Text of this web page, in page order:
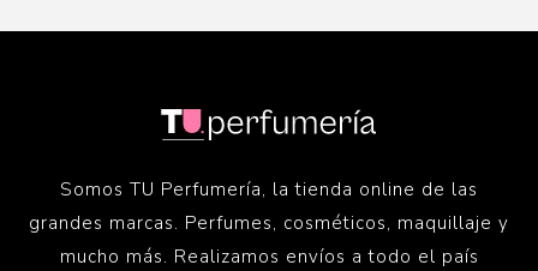
Somos TU Perfumería, la tienda online de las
grandes marcas. Perfumes, cosméticos, maquillaje y
mucho más. Realizamos envíos a todo el país